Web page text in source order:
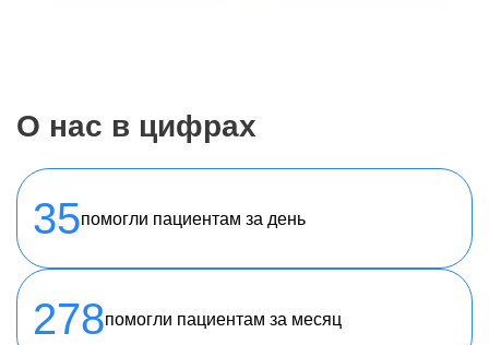
О нас в цифрах
35помогли пациентам за день
278помогли пациентам за месяц